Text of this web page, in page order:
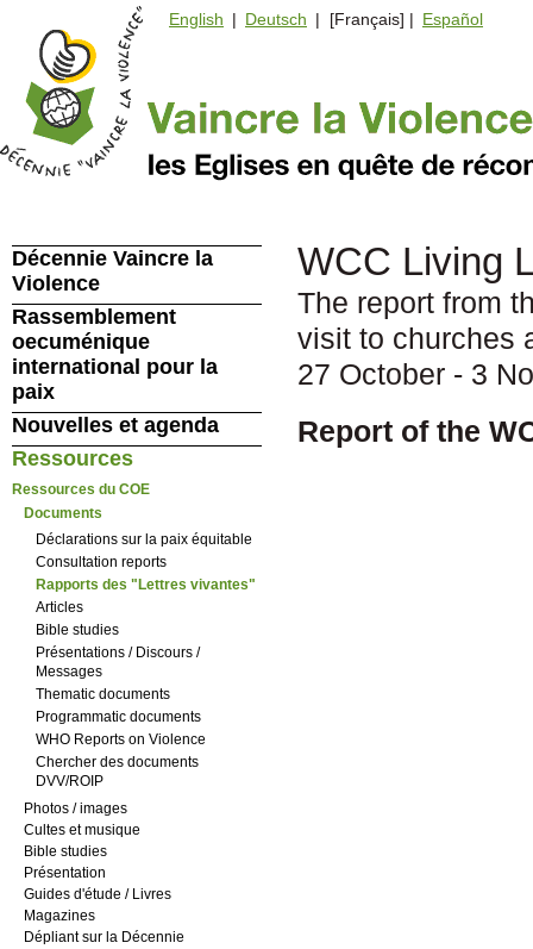
English | Deutsch | [Français] | Español
WCC Living
The report from
visit to churches
27 October - 3
Report of the
Décennie Vaincre la
Violence
Rassemblement
oecuménique
international pour la
paix
Nouvelles et agenda
Ressources
Ressources du COE
Documents
Déclarations sur la paix équitable
Consultation reports
Rapports des "Lettres vivantes"
Articles
Bible studies
Présentations / Discours /
Messages
Thematic documents
Programmatic documents
WHO Reports on Violence
Chercher des documents
DVV/ROIP
Photos / images
Cultes et musique
Bible studies
Présentation
Guides d'étude / Livres
Magazines
Dépliant sur la Décennie